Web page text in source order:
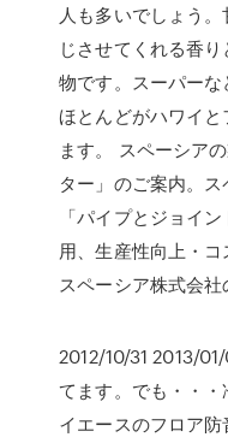
人も多いでしょう
じさせてくれる香
物です。スーパー
ほとんどがハワイ
ます。 スペーシア
ター」のご案内。
「パイプとジョイ
用、生産性向上・コ
スペーシア株式会社
2012/10/31 2013/
てます。でも・・
イエースのフロア